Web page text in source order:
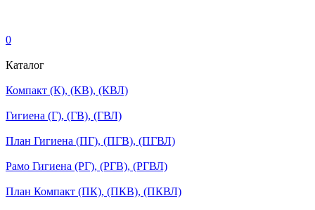
0
Каталог
Компакт (К), (КВ), (КВЛ)
Гигиена (Г), (ГВ), (ГВЛ)
План Гигиена (ПГ), (ПГВ), (ПГВЛ)
Рамо Гигиена (РГ), (РГВ), (РГВЛ)
План Компакт (ПК), (ПКВ), (ПКВЛ)